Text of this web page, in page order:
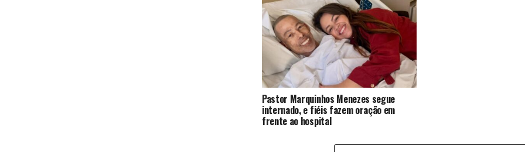
Pastor Marquinhos Menezes segue
internado, e fiéis fazem oração em
frente ao hospital